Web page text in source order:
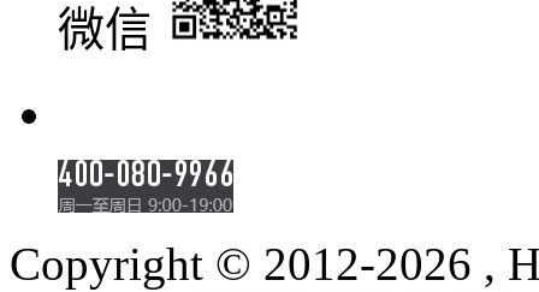
微信
Copyright © 2012-2026 ,